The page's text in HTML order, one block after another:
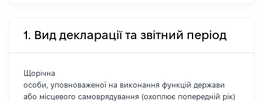
1. Вид декларації та звітний період
Щорічна
особи, уповноваженої на виконання функцій держави
або місцевого самоврядування (охоплює попередній рік)